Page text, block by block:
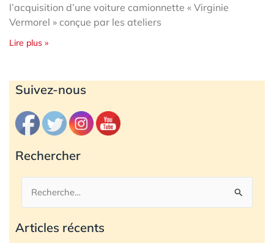
l’acquisition d’une voiture camionnette « Virginie
Vermorel » conçue par les ateliers
Lire plus »
Suivez-nous
Rechercher
Rechercher :
Articles récents
Archives